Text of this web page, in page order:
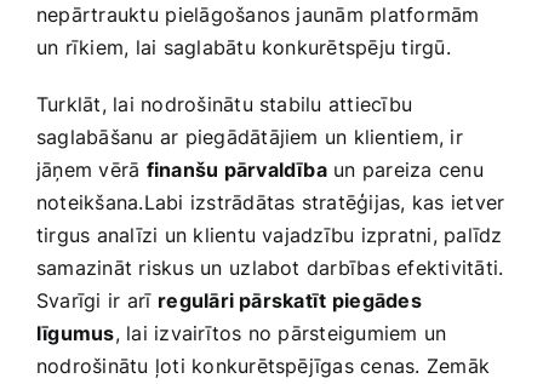
nepārtrauktu ⁤pielāgošanos jaunām‍ platformām
un rīkiem, lai saglabātu konkurētspēju tirgū.
Turklāt, lai nodrošinātu stabilu attiecību
saglabāšanu ar piegādātājiem un klientiem, ir
jāņem vērā finanšu pārvaldībaun pareiza cenu ​
noteikšana.Labi izstrādātas stratēģijas, kas ietver
tirgus analīzi un klientu vajadzību izpratni, palīdz
samazināt riskus un⁢ uzlabot darbības efektivitāti.
Svarīgi ir⁣ arī⁢ regulāri pārskatīt ⁣piegādes
līgumus, lai izvairītos ‌no pārsteigumiem un
nodrošinātu ļoti konkurētspējīgas cenas. Zemāk